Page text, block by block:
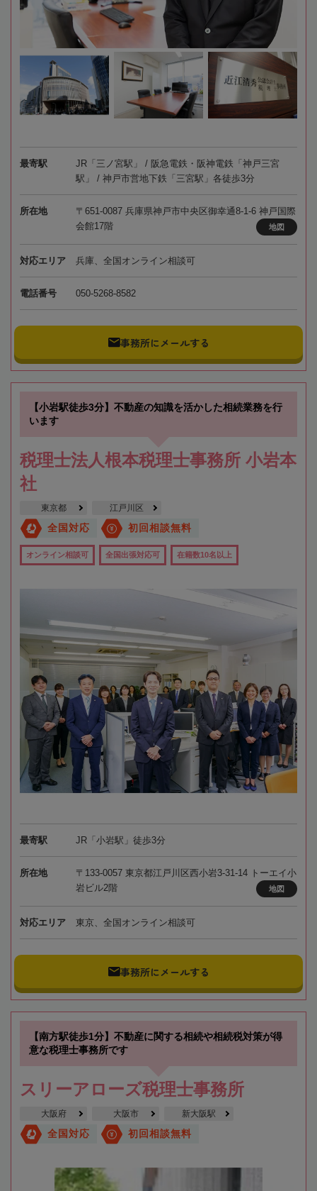
最寄駅
JR「三ノ宮駅」 / 阪急電鉄・阪神電鉄「神戸三宮
駅」 / 神戸市営地下鉄「三宮駅」各徒歩3分
所在地
〒651-0087 兵庫県神戸市中央区御幸通8-1-6 神戸国際
会館17階
地図
対応エリア 兵庫、全国オンライン相談可
電話番号 050-5268-8582
事務所にメールする
【小岩駅徒歩3分】不動産の知識を活かした相続業務を行
います
税理士法人根本税理士事務所 小岩本
社
東京都 江戸川区
全国対応 初回相談無料
オンライン相談可 全国出張対応可 在籍数10名以上
最寄駅 JR「小岩駅」徒歩3分
所在地
〒133-0057 東京都江戸川区西小岩3-31-14 トーエイ小
岩ビル2階
地図
対応エリア 東京、全国オンライン相談可
事務所にメールする
【南方駅徒歩1分】不動産に関する相続や相続税対策が得
意な税理士事務所です
スリーアローズ税理士事務所
大阪府 大阪市 新大阪駅
全国対応 初回相談無料